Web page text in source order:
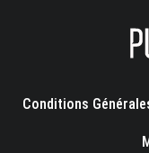
Conditions